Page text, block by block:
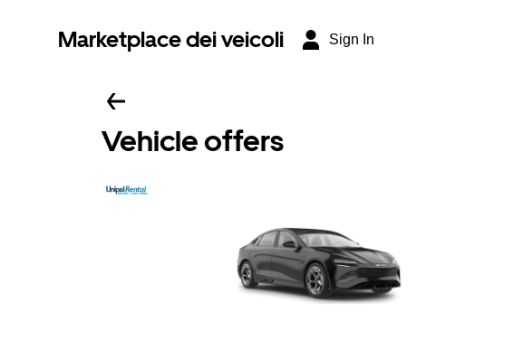
Marketplace dei veicoli Sign In
Vehicle offers